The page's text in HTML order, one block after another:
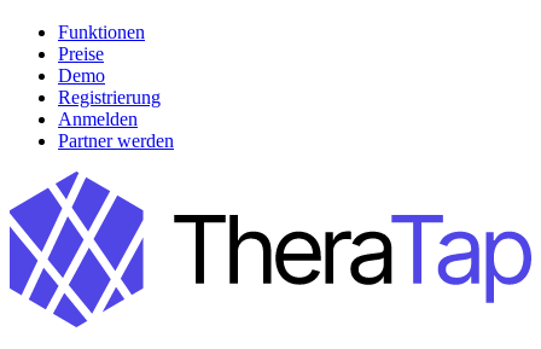
Funktionen
Preise
Demo
Registrierung
Anmelden
Partner werden